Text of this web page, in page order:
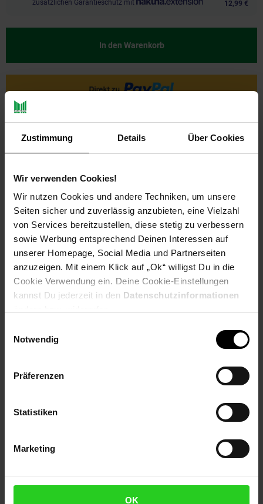
Zustimmung Details Über Cookies
Wir verwenden Cookies!
Wir nutzen Cookies und andere Techniken, um unsere
Seiten sicher und zuverlässig anzubieten, eine Vielzahl
von Services bereitzustellen, diese stetig zu verbessern
sowie Werbung entsprechend Deinen Interessen auf
unserer Homepage, Social Media und Partnerseiten
anzuzeigen. Mit einem Klick auf „Ok“ willigst Du in die
Cookie Verwendung ein. Deine Cookie-Einstellungen
kannst Du jederzeit in den Datenschutzinformationen
Notwendig
Präferenzen
Statistiken
Marketing
OK
zusätzlichen Garantieschutz mit
12,99 €
In den Warenkorb
Payback Punkte Basis°Punkte:
40
Extra°Punkte:
0
Produktbeschreibung
zur individuellen Verlängerung von combisystem Geräten
aus hochwertigem Aluminium, mit hautsympathischer
EAN: 4078500371506
Artikel gehört zur Kategorie:
Handwerkzeuge & Handgeräte